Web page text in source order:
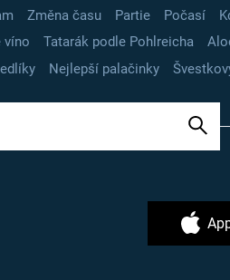
Změna času Partie Počasí
víno Tatarák podle Pohlreicha
Nejlepší palačinky